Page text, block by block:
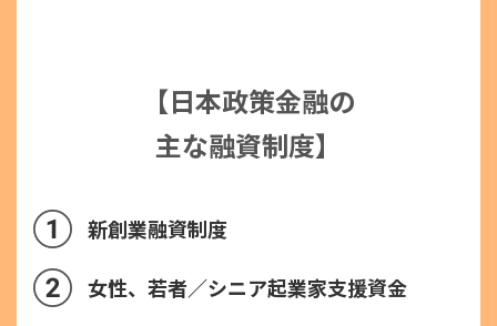
【日本政策金融の
主な融資制度】
新創業融資制度
女性、若者／シニア起業家支援資金